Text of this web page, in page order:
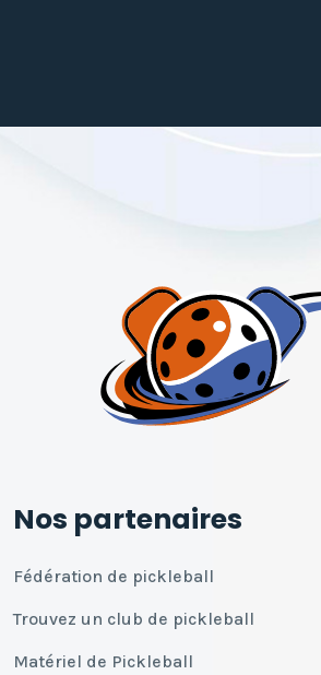
Nos partenaires
Fédération de pickleball
Trouvez un club de pickleball
Matériel de Pickleball